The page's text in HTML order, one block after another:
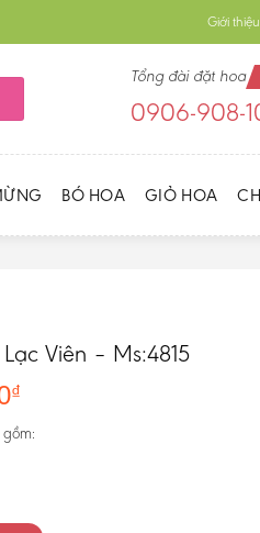
Giới thiệu
Tổng đài đặt hoa
0906-908-
BÓ HOA GIỎ HOA
Viên – Ms:4815
₫